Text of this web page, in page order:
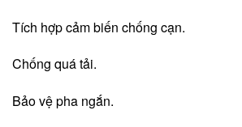
Tích hợp cảm biến chống cạn.
Chống quá tải.
Bảo vệ pha ngắn.